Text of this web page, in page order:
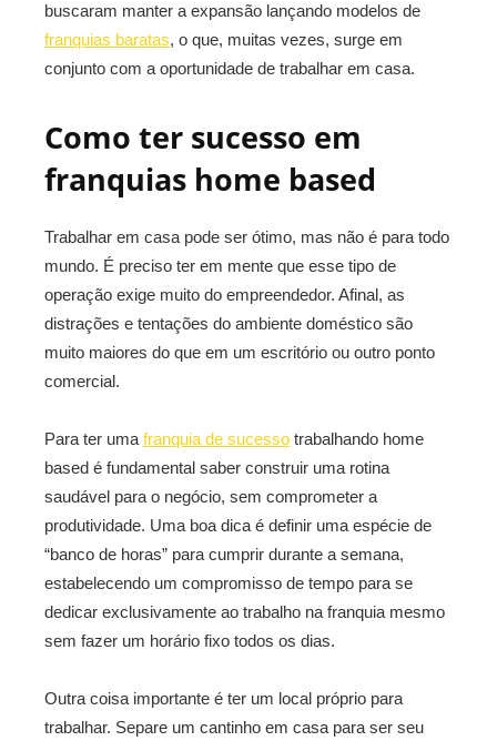
buscaram manter a expansão lançando modelos de
franquias baratas, o que, muitas vezes, surge em
conjunto com a oportunidade de trabalhar em casa.
Como ter sucesso em
franquias home based
Trabalhar em casa pode ser ótimo, mas não é para todo
mundo. É preciso ter em mente que esse tipo de
operação exige muito do empreendedor. Afinal, as
distrações e tentações do ambiente doméstico são
muito maiores do que em um escritório ou outro ponto
comercial.
Para ter uma franquia de sucesso trabalhando home
based é fundamental saber construir uma rotina
saudável para o negócio, sem comprometer a
produtividade. Uma boa dica é definir uma espécie de
“banco de horas” para cumprir durante a semana,
estabelecendo um compromisso de tempo para se
dedicar exclusivamente ao trabalho na franquia mesmo
sem fazer um horário fixo todos os dias.
Outra coisa importante é ter um local próprio para
trabalhar. Separe um cantinho em casa para ser seu